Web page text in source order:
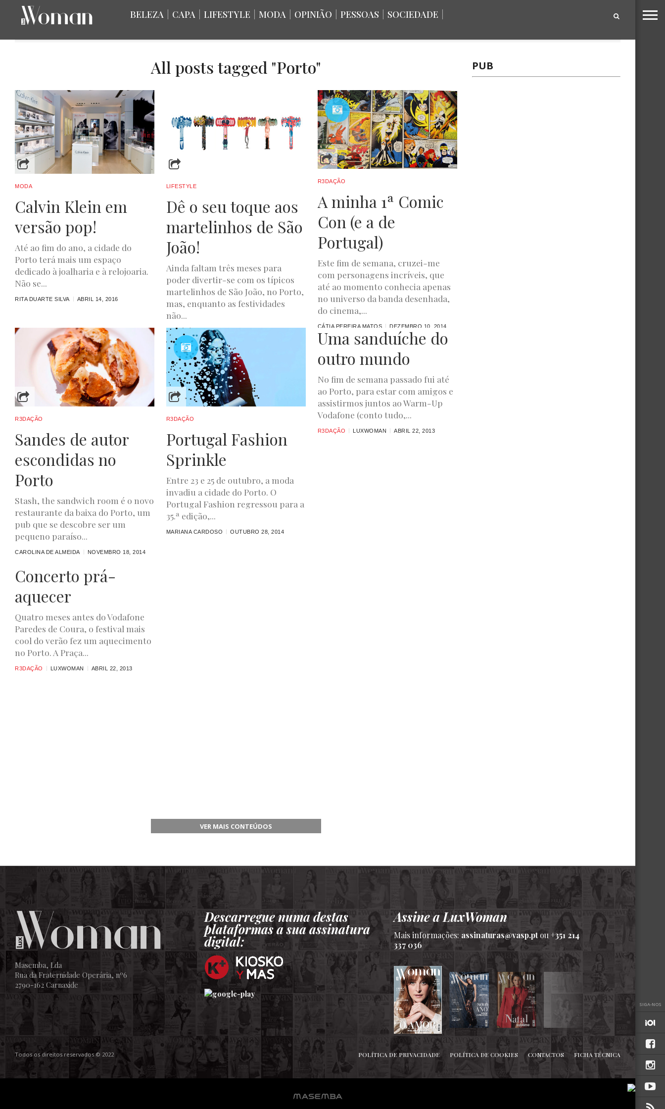
SIGA-NOS
BELEZA CAPA LIFESTYLE MODA OPINIÃO PESSOAS SOCIEDADE
All posts tagged "Porto"
MODA
Calvin Klein em
versão pop!
Até ao fim do ano, a cidade do
Porto terá mais um espaço
dedicado à joalharia e à relojoaria.
Não se...
RITA DUARTE SILVA ABRIL 14, 2016
LIFESTYLE
Dê o seu toque aos
martelinhos de São
João!
Ainda faltam três meses para
poder divertir-se com os típicos
martelinhos de São João, no Porto,
mas, enquanto as festividades
não...
RITA DUARTE SILVA
R3DAÇÃO
A minha 1ª Comic
Con (e a de
Portugal)
Este fim de semana, cruzei-me
com personagens incríveis, que
até ao momento conhecia apenas
no universo da banda desenhada,
do cinema,...
CÁTIA PEREIRA MATOS DEZEMBRO 10, 2014
R3DAÇÃO
Sandes de autor
escondidas no
Porto
Stash, the sandwich room é o novo
restaurante da baixa do Porto, um
pub que se descobre ser um
pequeno paraíso...
CAROLINA DE ALMEIDA NOVEMBRO 18, 2014
R3DAÇÃO
Portugal Fashion
Sprinkle
Entre 23 e 25 de outubro, a moda
invadiu a cidade do Porto. O
Portugal Fashion regressou para a
35.ª edição,...
MARIANA CARDOSO OUTUBRO 28, 2014
Uma sanduíche do
outro mundo
No fim de semana passado fui até
ao Porto, para estar com amigos e
assistirmos juntos ao Warm-Up
Vodafone (conto tudo,...
R3DAÇÃO LUXWOMAN ABRIL 22, 2013
Concerto prá-
aquecer
Quatro meses antes do Vodafone
Paredes de Coura, o festival mais
cool do verão fez um aquecimento
no Porto. A Praça...
R3DAÇÃO LUXWOMAN ABRIL 22, 2013
VER MAIS CONTEÚDOS
PUB
Masemba, Lda
Rua da Fraternidade Operária, nº6
2790-162 Carnaxide
Descarregue numa destas
plataformas a sua assinatura
digital:
Assine a LuxWoman
Mais informações: assinaturas@vasp.ptou+351 214
337 036
POLÍTICA DE PRIVACIDADE POLÍTICA DE COOKIES CONTACTOS FICHA TÉCNICA
Todos os direitos reservados © 2022